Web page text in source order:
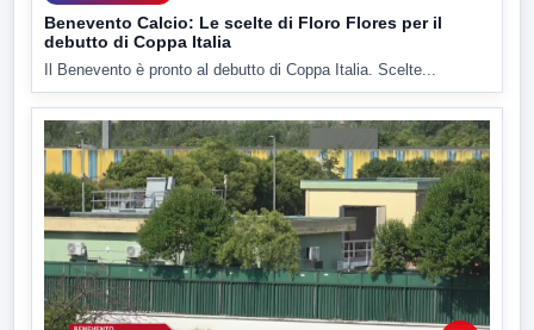
Benevento Calcio: Le scelte di Floro Flores per il
debutto di Coppa Italia
Il Benevento è pronto al debutto di Coppa Italia. Scelte...